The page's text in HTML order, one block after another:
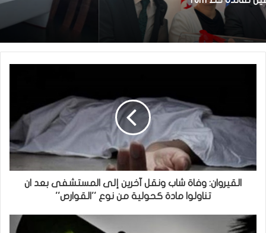
القيروان: وفاة شاب ونقل آخرين إلى المستشفى بعد ان
تناولوا مادة كحولية من نوع ''القوارص''